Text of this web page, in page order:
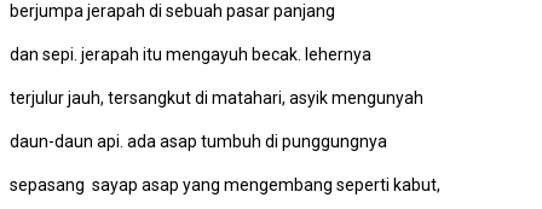
berjumpa jerapah di sebuah pasar panjang
dan sepi. jerapah itu mengayuh becak. lehernya
terjulur jauh, tersangkut di matahari, asyik mengunyah
daun-daun api. ada asap tumbuh di punggungnya
sepasang sayap asap yang mengembang seperti kabut,